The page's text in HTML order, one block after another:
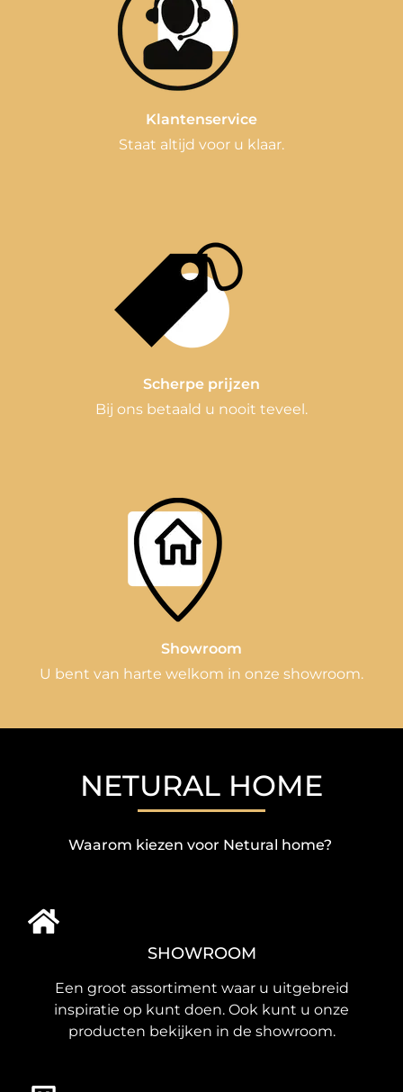
Klantenservice
Staat altijd voor u klaar.
Scherpe prijzen
Bij ons betaald u nooit teveel.
Showroom
U bent van harte welkom in onze showroom.
NETURAL HOME
Waarom kiezen voor Netural home?
SHOWROOM
Een groot assortiment waar u uitgebreid
inspiratie op kunt doen. Ook kunt u onze
producten bekijken in de showroom.